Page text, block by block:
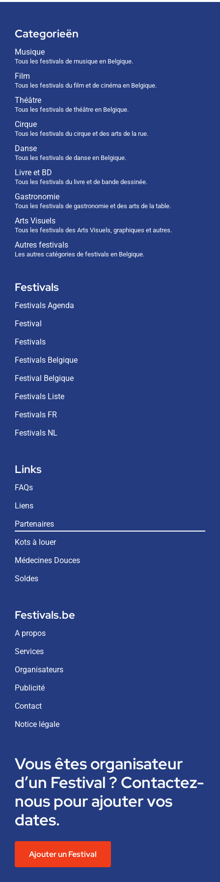
Categorieën
Musique
Tous les festivals de musique en Belgique.
Film
Tous les festivals du film et de cinéma en Belgique.
Théâtre
Tous les festivals de théâtre en Belgique.
Cirque
Tous les festivals du cirque et des arts de la rue.
Danse
Tous les festivals de danse en Belgique.
Livre et BD
Tous les festivals du livre et de bande dessinée.
Gastronomie
Tous les festivals de gastronomie et des arts de la table.
Arts Visuels
Tous les festivals des Arts Visuels, graphiques et autres.
Autres festivals
Les autres catégories de festivals en Belgique.
Festivals
Festivals Agenda
Festival
Festivals
Festivals Belgique
Festival Belgique
Festivals Liste
Festivals FR
Festivals NL
Links
FAQs
Liens
Partenaires
Kots à louer
Médecines Douces
Soldes
Festivals.be
A propos
Services
Organisateurs
Publicité
Contact
Notice légale
Vous êtes organisateur
d’un Festival ? Contactez-
nous pour ajouter vos
dates.
Ajouter un Festival